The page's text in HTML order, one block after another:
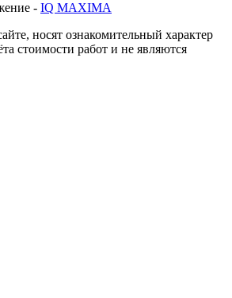
- IQ MAXIMA
носят ознакомительный характер
стоимости работ и не являются